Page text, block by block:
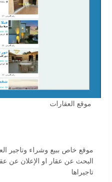
موقع العقارات
موقع خاص ببيع وشراء وتاجير
البحث عن عقار او الإعلان عن
تاجيراها